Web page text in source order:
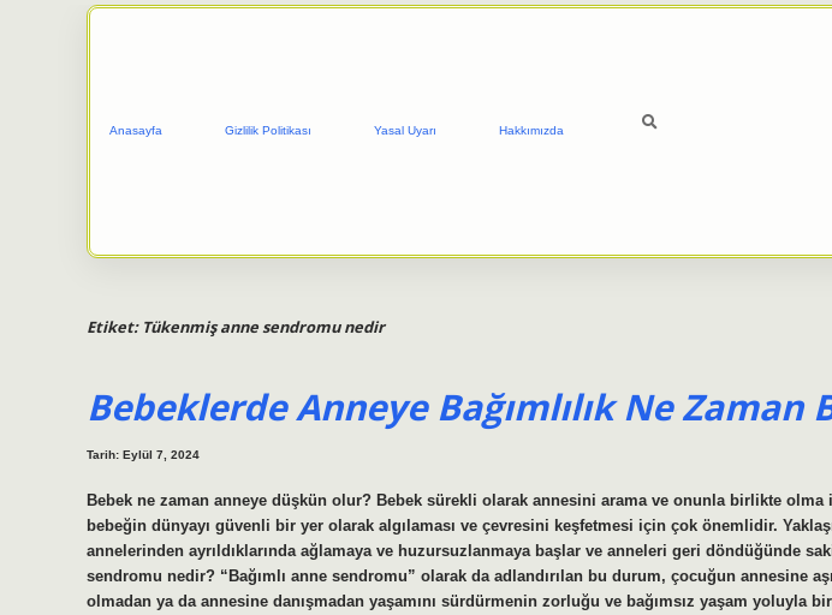
Anasayfa Gizlilik Politikası Yasal Uyarı Hakkımızda
Etiket: Tükenmiş anne sendromu nedir
Bebeklerde Anneye Bağımlılık Ne Zaman
Tarih: Eylül 7, 2024
Bebek ne zaman anneye düşkün olur? Bebek sürekli olarak annesini arama ve onunla birlikte olma
bebeğin dünyayı güvenli bir yer olarak algılaması ve çevresini keşfetmesi için çok önemlidir.
annelerinden ayrıldıklarında ağlamaya ve huzursuzlanmaya başlar ve anneleri geri döndüğünde
sendromu nedir? “Bağımlı anne sendromu” olarak da adlandırılan bu durum, çocuğun annesine
olmadan ya da annesine danışmadan yaşamını sürdürmenin zorluğu ve bağımsız yaşam yoluyla